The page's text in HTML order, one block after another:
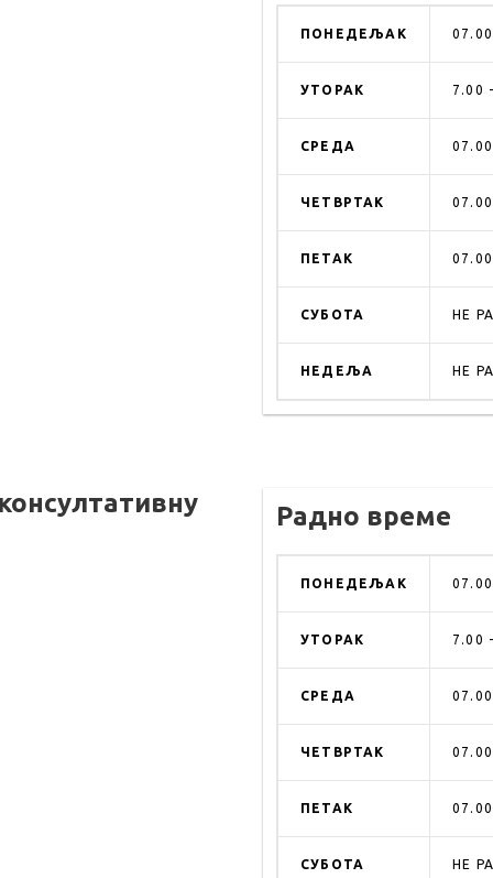
ПОНЕДЕЉАК
УТОРАК 7.00
СРЕДА
ЧЕТВРТАК
ПЕТАК
СУБОТА НЕ
НЕДЕЉА НЕ
Радно време
ПОНЕДЕЉАК
УТОРАК 7.00
СРЕДА
ЧЕТВРТАК
ПЕТАК
СУБОТА НЕ